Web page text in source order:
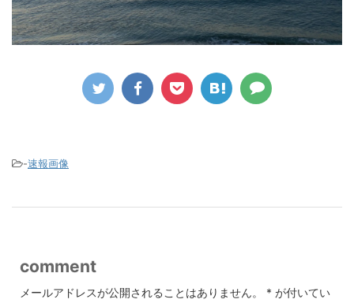
-速報画像
comment
メールアドレスが公開されることはありません。 * が付いてい